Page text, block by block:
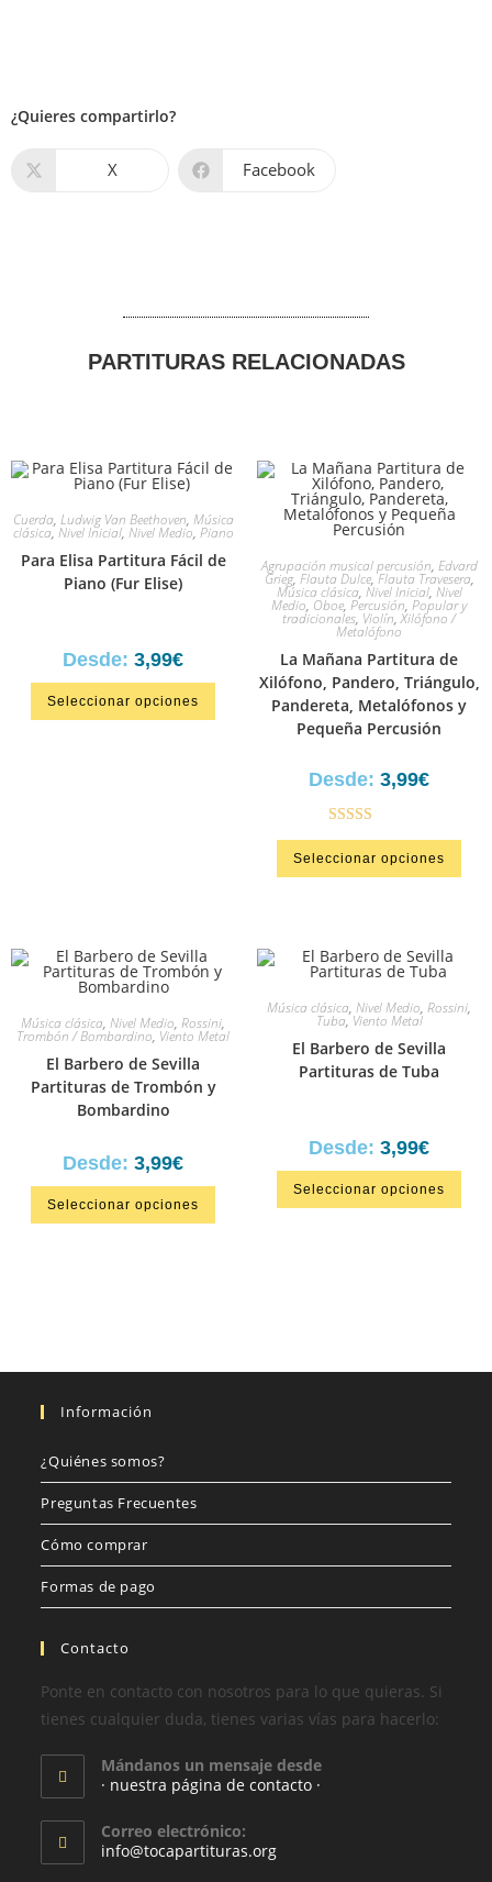
¿Quieres compartirlo?
X Facebook
PARTITURAS RELACIONADAS
Cuerda, Ludwig Van Beethoven, Música
clásica,Nivel Inicial, Nivel Medio, Piano
Para Elisa Partitura Fácil de
Piano (Fur Elise)
Desde: 3,99€
Seleccionar opciones
Agrupación musical percusión, Edvard
Grieg, Flauta Dulce,Flauta Travesera,
Música clásica, Nivel Inicial, Nivel
Medio, Oboe, Percusión, Popular y
tradicionales, Violín,Xilófono /
Metalófono
La Mañana Partitura de
Xilófono, Pandero, Triángulo,
Pandereta, Metalófonos y
Pequeña Percusión
Desde: 3,99€
Valorado en
5.00de 5
Seleccionar opciones
Música clásica, Nivel Medio, Rossini,
Trombón / Bombardino, Viento Metal
El Barbero de Sevilla
Partituras de Trombón y
Bombardino
Desde: 3,99€
Seleccionar opciones
Música clásica, Nivel Medio, Rossini,
Tuba,Viento Metal
El Barbero de Sevilla
Partituras de Tuba
Desde: 3,99€
Seleccionar opciones
Información
¿Quiénes somos?
Preguntas Frecuentes
Cómo comprar
Formas de pago
Contacto
Ponte en contacto con nosotros para lo que quieras. Si
tienes cualquier duda, tienes varias vías para hacerlo:
Mándanos un mensaje desde
· nuestra página de contacto ·
Correo electrónico:
info@tocapartituras.org